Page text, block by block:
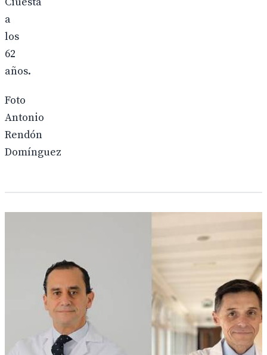
a
los
62
años.
Foto
Antonio
Rendón
Domínguez